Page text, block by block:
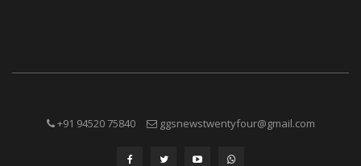
+91 94520 75840 ggsnewstwentyfour@gmail.com